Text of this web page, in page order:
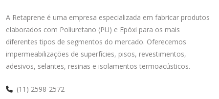
A Retaprene é uma empresa especializada em fabricar produtos
elaborados com Poliuretano (PU) e Epóxi para os mais
diferentes tipos de segmentos do mercado. Oferecemos
impermeabilizações de superfícies, pisos, revestimentos,
adesivos, selantes, resinas e isolamentos termoacústicos.
(11) 2598-2572